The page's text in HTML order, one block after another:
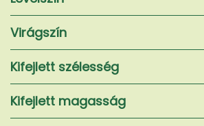
Virágszín
Kifejlett szélesség
Kifejlett magasság